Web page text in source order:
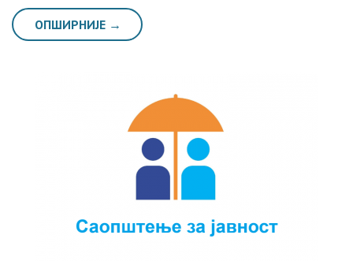
ОПШИРНИЈЕ →